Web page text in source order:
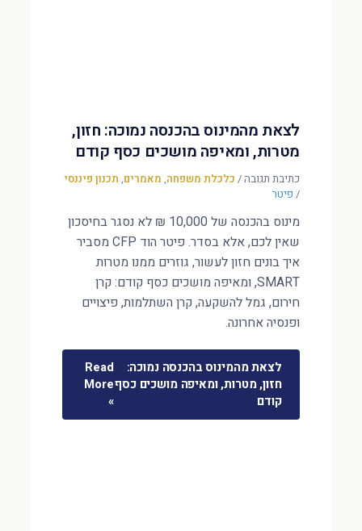
לצאת מהמינוס בהכנסה נמוכה: חזון,
מטרות, ומאיפה מושכים כסף קודם
כתיבת תגובה/ כלכלת משפחה, מאמרים, תכנון פיננסי
/ פיטר
מינוס בהכנסה של 10,000 ₪ לא נסגר בחיסכון
שאין לכם, אלא בסדר. פיטר הוד CFP מסביר
איך בונים חזון לעשור, גוזרים ממנו מטרות
SMART, ומאיפה מושכים כסף קודם: קרן
חירום, גמל להשקעה, קרן השתלמות, פיצויים
ופנסיה אחרונה.
לצאת מהמינוס בהכנסה נמוכה:
חזון, מטרות, ומאיפה מושכים כסף
קודם
Read
More
»